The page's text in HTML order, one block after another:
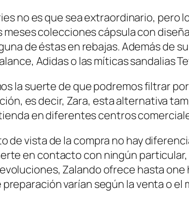
no es que sea extraordinario, pero
colecciones cápsula con
de éstas en rebajas. Además de
Adidas o las míticas sandalias
la suerte de que podremos filtrar
es decir, Zara, esta alternativa
en diferentes centros
de vista de la compra no hay
en contacto con ningún particular,
Zalando ofrece hasta
preparación varían según la venta o